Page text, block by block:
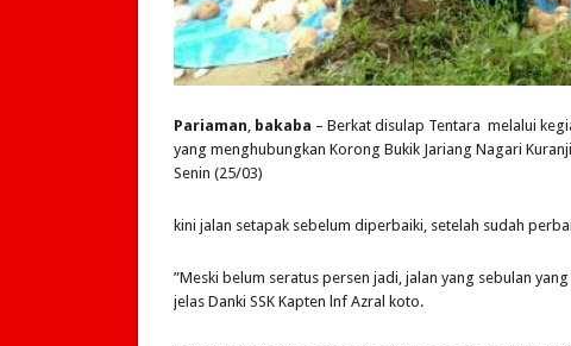
Pariaman bakaba – Berkat disulap Tentara melalui
yang menghubungkan Korong Bukik Jariang Nagari
Senin (25/03)
kini jalan setapak sebelum diperbaiki, setelah sudah
”Meski belum seratus persen jadi, jalan yang sebulan
jelas Danki SSK Kapten lnf Azral koto.